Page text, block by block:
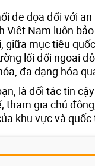
đe dọa đối với
Việt Nam luôn
giữa mục tiêu
lối đối ngoại
đa dạng hóa
là đối tác tin
tham gia chủ
khu vực và quốc